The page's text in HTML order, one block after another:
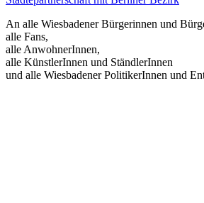
An alle Wiesbadener Bürgerinnen und
alle Fans,
alle AnwohnerInnen,
alle KünstlerInnen und StändlerInnen
und alle Wiesbadener PolitikerInnen und